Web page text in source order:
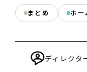
まとめ ホー
ディレクタ